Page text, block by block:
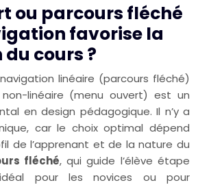
ou parcours fléché
favorise la
cours ?
linéaire (parcours fléché)
linéaire (menu ouvert) est un
en design pédagogique. Il n’y a
car le choix optimal dépend
de l’apprenant et de la nature du
fléché, qui guide l’élève étape
pour les novices ou pour